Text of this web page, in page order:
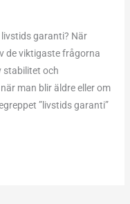
garanti? När
de viktigaste frågorna
stabilitet och
man blir äldre eller om
”livstids garanti”